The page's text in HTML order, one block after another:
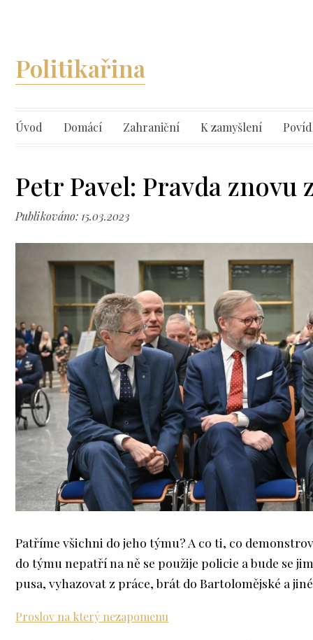
Politikařina
Úvod Domácí Zahraniční K zamyšlení
Petr Pavel: Pravda znovu
Publikováno: 15.03.2023
Patříme všichni do jeho týmu? A co ti, co
do týmu nepatří na ně se použije policie a bude se
pusa, vyhazovat z práce, brát do Bartolomějské a
Proslov na který nezapomenu